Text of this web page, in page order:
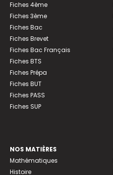
Fiches 4ème
Fiches 3ème
Fiches Bac
Fiches Brevet
Fiches Bac Français
Fiches BTS
Fiches Prépa
Fiches BUT
Fiches PASS
Fiches SUP
NOS MATIÈRES
Mathématiques
Histoire